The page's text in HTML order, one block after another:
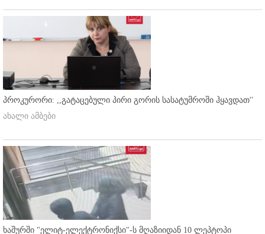
პროკურორი: ,,გატაცებული პირი გორის სასატუმროში ჰყავდათ''
ახალი ამბები
ხაშურში "ელიტ-ელექტრონიქსი"-ს მღაზიიდან 10 ლეპტოპი